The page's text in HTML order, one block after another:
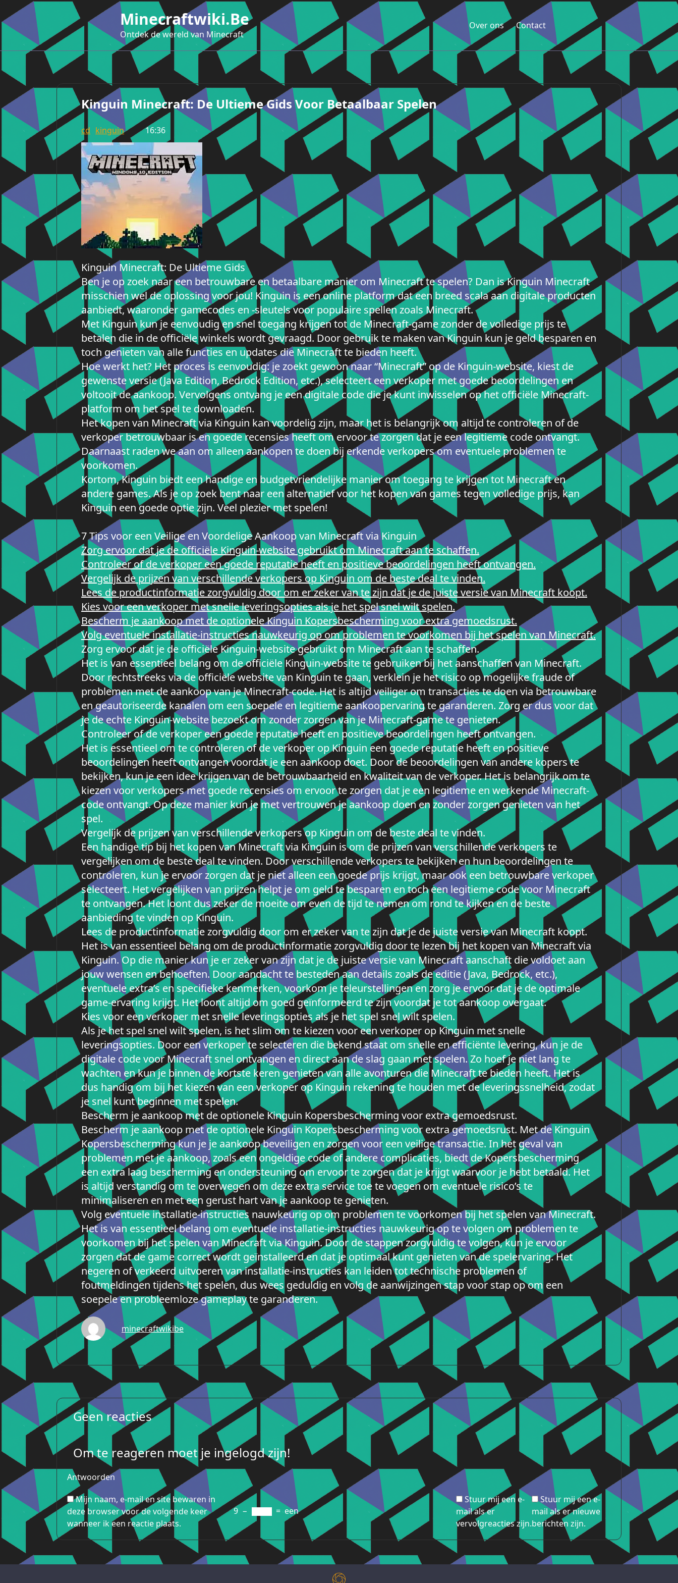
naar
de
inhoud
Minecraftwiki.be
Ontdek de wereld van Minecraft
Over ons Contact
Kinguin Minecraft: De Ultieme Gids Voor Betaalbaar Spelen
cd kinguin 16:36
Kinguin Minecraft: De Ultieme Gids
Ben je op zoek naar een betrouwbare en betaalbare manier om Minecraft te spelen? Dan is Kinguin Minecraft
misschien wel de oplossing voor jou! Kinguin is een online platform dat een breed scala aan digitale producten
aanbiedt, waaronder gamecodes en -sleutels voor populaire spellen zoals Minecraft.
Met Kinguin kun je eenvoudig en snel toegang krijgen tot de Minecraft-game zonder de volledige prijs te
betalen die in de officiële winkels wordt gevraagd. Door gebruik te maken van Kinguin kun je geld besparen en
toch genieten van alle functies en updates die Minecraft te bieden heeft.
Hoe werkt het? Het proces is eenvoudig: je zoekt gewoon naar “Minecraft” op de Kinguin-website, kiest de
gewenste versie (Java Edition, Bedrock Edition, etc.), selecteert een verkoper met goede beoordelingen en
voltooit de aankoop. Vervolgens ontvang je een digitale code die je kunt inwisselen op het officiële Minecraft-
platform om het spel te downloaden.
Het kopen van Minecraft via Kinguin kan voordelig zijn, maar het is belangrijk om altijd te controleren of de
verkoper betrouwbaar is en goede recensies heeft om ervoor te zorgen dat je een legitieme code ontvangt.
Daarnaast raden we aan om alleen aankopen te doen bij erkende verkopers om eventuele problemen te
voorkomen.
Kortom, Kinguin biedt een handige en budgetvriendelijke manier om toegang te krijgen tot Minecraft en
andere games. Als je op zoek bent naar een alternatief voor het kopen van games tegen volledige prijs, kan
Kinguin een goede optie zijn. Veel plezier met spelen!
7 Tips voor een Veilige en Voordelige Aankoop van Minecraft via Kinguin
Zorg ervoor dat je de officiële Kinguin-website gebruikt om Minecraft aan te schaffen.
Controleer of de verkoper een goede reputatie heeft en positieve beoordelingen heeft ontvangen.
Vergelijk de prijzen van verschillende verkopers op Kinguin om de beste deal te vinden.
Lees de productinformatie zorgvuldig door om er zeker van te zijn dat je de juiste versie van Minecraft koopt.
Kies voor een verkoper met snelle leveringsopties als je het spel snel wilt spelen.
Bescherm je aankoop met de optionele Kinguin Kopersbescherming voor extra gemoedsrust.
Volg eventuele installatie-instructies nauwkeurig op om problemen te voorkomen bij het spelen van Minecraft.
Zorg ervoor dat je de officiële Kinguin-website gebruikt om Minecraft aan te schaffen.
Het is van essentieel belang om de officiële Kinguin-website te gebruiken bij het aanschaffen van Minecraft.
Door rechtstreeks via de officiële website van Kinguin te gaan, verklein je het risico op mogelijke fraude of
problemen met de aankoop van je Minecraft-code. Het is altijd veiliger om transacties te doen via betrouwbare
en geautoriseerde kanalen om een soepele en legitieme aankoopervaring te garanderen. Zorg er dus voor dat
je de echte Kinguin-website bezoekt om zonder zorgen van je Minecraft-game te genieten.
Controleer of de verkoper een goede reputatie heeft en positieve beoordelingen heeft ontvangen.
Het is essentieel om te controleren of de verkoper op Kinguin een goede reputatie heeft en positieve
beoordelingen heeft ontvangen voordat je een aankoop doet. Door de beoordelingen van andere kopers te
bekijken, kun je een idee krijgen van de betrouwbaarheid en kwaliteit van de verkoper. Het is belangrijk om te
kiezen voor verkopers met goede recensies om ervoor te zorgen dat je een legitieme en werkende Minecraft-
code ontvangt. Op deze manier kun je met vertrouwen je aankoop doen en zonder zorgen genieten van het
spel.
Vergelijk de prijzen van verschillende verkopers op Kinguin om de beste deal te vinden.
Een handige tip bij het kopen van Minecraft via Kinguin is om de prijzen van verschillende verkopers te
vergelijken om de beste deal te vinden. Door verschillende verkopers te bekijken en hun beoordelingen te
controleren, kun je ervoor zorgen dat je niet alleen een goede prijs krijgt, maar ook een betrouwbare verkoper
selecteert. Het vergelijken van prijzen helpt je om geld te besparen en toch een legitieme code voor Minecraft
te ontvangen. Het loont dus zeker de moeite om even de tijd te nemen om rond te kijken en de beste
aanbieding te vinden op Kinguin.
Lees de productinformatie zorgvuldig door om er zeker van te zijn dat je de juiste versie van Minecraft koopt.
Het is van essentieel belang om de productinformatie zorgvuldig door te lezen bij het kopen van Minecraft via
Kinguin. Op die manier kun je er zeker van zijn dat je de juiste versie van Minecraft aanschaft die voldoet aan
jouw wensen en behoeften. Door aandacht te besteden aan details zoals de editie (Java, Bedrock, etc.),
eventuele extra’s en specifieke kenmerken, voorkom je teleurstellingen en zorg je ervoor dat je de optimale
game-ervaring krijgt. Het loont altijd om goed geïnformeerd te zijn voordat je tot aankoop overgaat.
Kies voor een verkoper met snelle leveringsopties als je het spel snel wilt spelen.
Als je het spel snel wilt spelen, is het slim om te kiezen voor een verkoper op Kinguin met snelle
leveringsopties. Door een verkoper te selecteren die bekend staat om snelle en efficiënte levering, kun je de
digitale code voor Minecraft snel ontvangen en direct aan de slag gaan met spelen. Zo hoef je niet lang te
wachten en kun je binnen de kortste keren genieten van alle avonturen die Minecraft te bieden heeft. Het is
dus handig om bij het kiezen van een verkoper op Kinguin rekening te houden met de leveringssnelheid, zodat
je snel kunt beginnen met spelen.
Bescherm je aankoop met de optionele Kinguin Kopersbescherming voor extra gemoedsrust.
Bescherm je aankoop met de optionele Kinguin Kopersbescherming voor extra gemoedsrust. Met de Kinguin
Kopersbescherming kun je je aankoop beveiligen en zorgen voor een veilige transactie. In het geval van
problemen met je aankoop, zoals een ongeldige code of andere complicaties, biedt de Kopersbescherming
een extra laag bescherming en ondersteuning om ervoor te zorgen dat je krijgt waarvoor je hebt betaald. Het
is altijd verstandig om te overwegen om deze extra service toe te voegen om eventuele risico’s te
minimaliseren en met een gerust hart van je aankoop te genieten.
Volg eventuele installatie-instructies nauwkeurig op om problemen te voorkomen bij het spelen van Minecraft.
Het is van essentieel belang om eventuele installatie-instructies nauwkeurig op te volgen om problemen te
voorkomen bij het spelen van Minecraft via Kinguin. Door de stappen zorgvuldig te volgen, kun je ervoor
zorgen dat de game correct wordt geïnstalleerd en dat je optimaal kunt genieten van de spelervaring. Het
negeren of verkeerd uitvoeren van installatie-instructies kan leiden tot technische problemen of
foutmeldingen tijdens het spelen, dus wees geduldig en volg de aanwijzingen stap voor stap op om een
soepele en probleemloze gameplay te garanderen.
minecraftwikibe
Geen reacties
Om te reageren moet je ingelogd zijn!
Antwoorden
Mijn naam, e-mail en site bewaren in
deze browser voor de volgende keer
wanneer ik een reactie plaats.
9 − = een
Stuur mij een e-
mail als er
vervolgreacties zijn.
Stuur mij een e-
mail als er nieuwe
berichten zijn.